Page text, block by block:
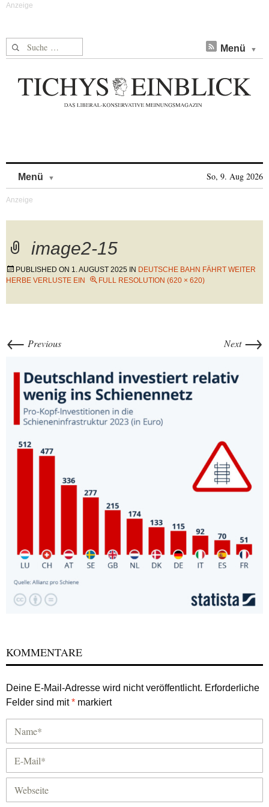
Suche nach: Menü
Menü So, 9. Aug 2026
image2-15
PUBLISHED ON 1. AUGUST 2025 IN DEUTSCHE BAHN FÄHRT WEITER
HERBE VERLUSTE EIN
FULL RESOLUTION (620 × 620)
← Previous Next →
KOMMENTARE
Deine E-Mail-Adresse wird nicht veröffentlicht. Erforderliche
Felder sind mit* markiert